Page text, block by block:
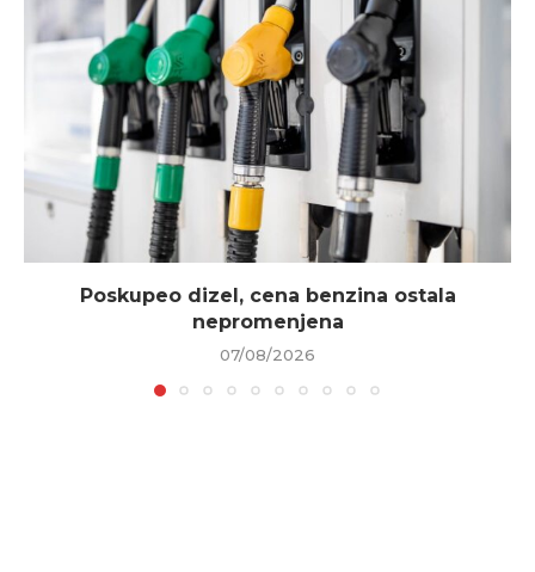
Poskupeo dizel, cena benzina ostala
nepromenjena
07/08/2026